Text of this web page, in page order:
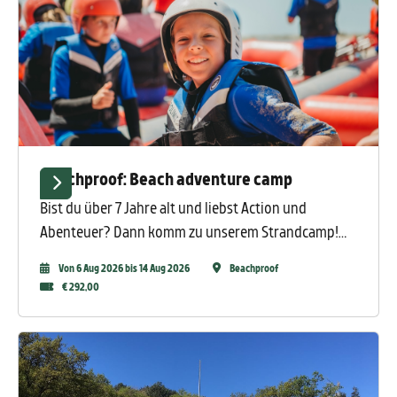
Wie wäre es mit Expedition Robinson, Longboarden
und Fatmaxxing auf einem spaßigen Offroad-
Parcours?
Beachproof: Beach adventure camp
Bist du über 7 Jahre alt und liebst Action und
Abenteuer? Dann komm zu unserem Strandcamp!
am Strand, im Meer und in der Lagune! Jeder Tag ist
Von 6 Aug 2026 bis 14 Aug 2026
Beachproof
€ 292,00